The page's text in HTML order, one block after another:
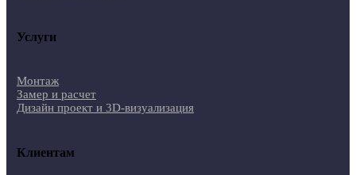
Услуги
Монтаж
Замер и расчет
Дизайн проект и 3D-визуализация
Клиентам